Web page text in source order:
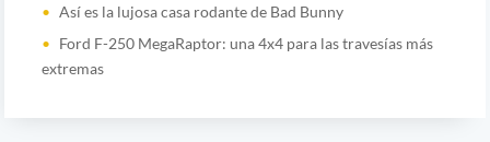
Así es la lujosa casa rodante de Bad Bunny
Ford F-250 MegaRaptor: una 4x4 para las travesías más
extremas